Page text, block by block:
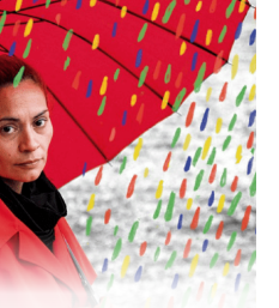
a remarla.